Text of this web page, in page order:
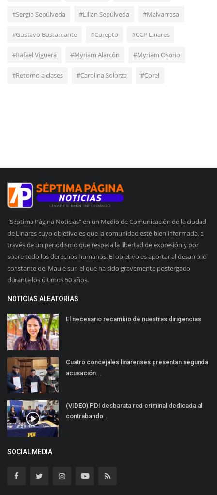
#Sergio Sepúlveda #Lilian Sepúlveda #Malvarrosa
#Gustavo Bustamante #Curepto #CCP Linares
#Rafael Viguera #Myriam Alarcón #Myriam Osorio
#Retorno a clases #Carolina Solorza #Corel
"Séptima Página Noticias" en un Medio de Comunicación de la ciudad
de Linares cuyo objetivo es que la comunidad esté bien informada, a
través de un periodismo que respeta la libertad de expresión y por
sobre todo los derechos humanos. El objetivo es aportar al desarrollo
constante del Maule sur, el que ha sido gravemente postergado
durante los últimos 50 años.
NOTICIAS ALEATORIAS
El necesario recambio de nuestras dirigencias
Cuatro concejales linarenses presentan segunda
acusación...
(VIDEO) PDI desbarata red criminal dedicada al
contrabando...
SOCIAL MEDIA